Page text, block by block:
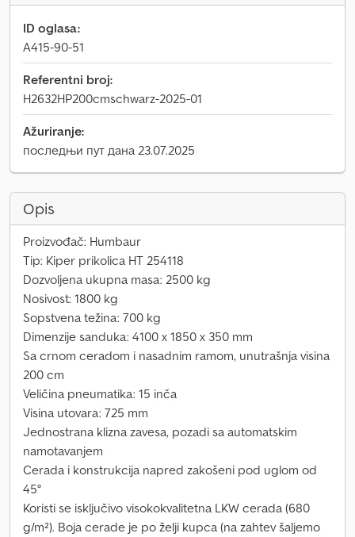
ID oglasa:
A415-90-51
Referentni broj:
H2632HP200cmschwarz-2025-01
Ažuriranje:
последњи пут дана 23.07.2025
Opis
Proizvođač: Humbaur
Tip: Kiper prikolica HT 254118
Dozvoljena ukupna masa: 2500 kg
Nosivost: 1800 kg
Sopstvena težina: 700 kg
Dimenzije sanduka: 4100 x 1850 x 350 mm
Sa crnom ceradom i nasadnim ramom, unutrašnja visina
200 cm
Veličina pneumatika: 15 inča
Visina utovara: 725 mm
Jednostrana klizna zavesa, pozadi sa automatskim
namotavanjem
Cerada i konstrukcija napred zakošeni pod uglom od
45°
Koristi se isključivo visokokvalitetna LKW cerada (680
g/m²). Boja cerade je po želji kupca (na zahtev šaljemo